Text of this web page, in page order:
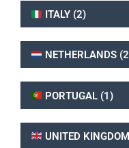
ITALY (2)
NETHERLANDS
PORTUGAL (1)
UNITED